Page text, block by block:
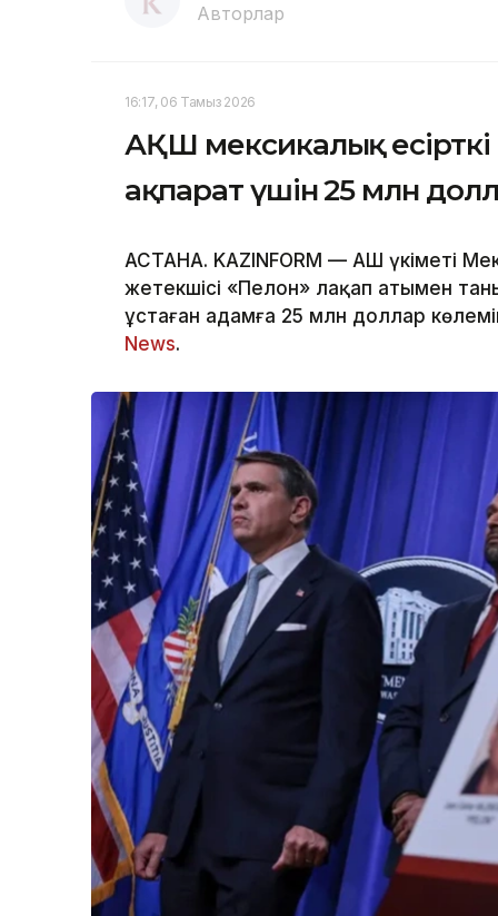
Авторлар
16:17, 06 Тамыз 2026
АҚШ мексикалық есірткі
ақпарат үшін 25 млн
АСТАНА. KAZINFORM — АҚШ үкіметі
жетекшісі «Пелон» лақап атымен
ұстаған адамға 25 млн доллар
News.